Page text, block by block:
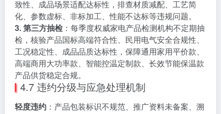
致性、成品场景适配达标性，排查材质减配、工艺简
化、参数虚标、非标加工、性能不达标等违规问题。
3. 第三方抽检：每季度权威家电产品检测机构不定期抽
检，核验产品国标高端符合性、民用电气安全合规性、
工况稳定性、成品品质达标性，保障通用家用平价款、
高端商用大功率款、智能控温定制款、长效节能保温款
产品供货稳定合规。
4.7 违约分级与应急处理机制
轻度违约 ：产品包装标识不规范、推广资料未备案、溯